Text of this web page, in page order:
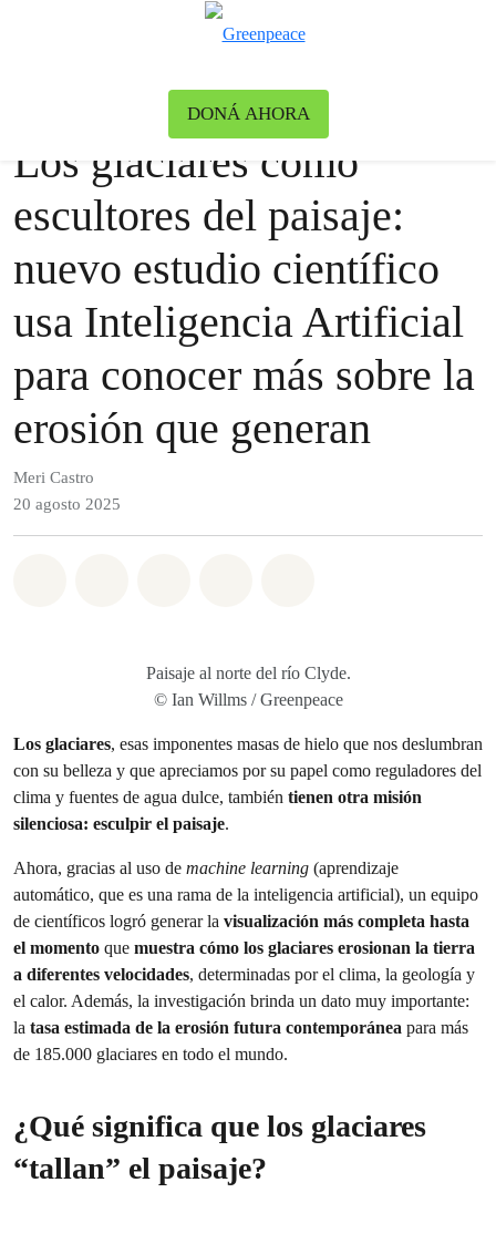
DONÁ AHORA
Los glaciares como
escultores del paisaje:
nuevo estudio científico
usa Inteligencia Artificial
para conocer más sobre la
erosión que generan
Meri Castro
20 agosto 2025
Paisaje al norte del río Clyde.
© Ian Willms / Greenpeace
Los glaciares, esas imponentes masas de hielo que nos deslumbran
con su belleza y que apreciamos por su papel como reguladores del
clima y fuentes de agua dulce, también tienen otra misión
silenciosa: esculpir el paisaje.
Ahora, gracias al uso de machine learning (aprendizaje
automático, que es una rama de la inteligencia artificial), un equipo
de científicos logró generar la visualización más completa hasta
el momento que muestra cómo los glaciares erosionan la tierra
a diferentes velocidades, determinadas por el clima, la geología y
el calor. Además, la investigación brinda un dato muy importante:
la tasa estimada de la erosión futura contemporánea para más
de 185.000 glaciares en todo el mundo.
¿Qué significa que los glaciares
“tallan” el paisaje?